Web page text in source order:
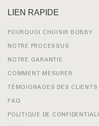
LIEN RAPIDE
POURQUOI CHOISIR BOBBY
NOTRE PROCESSUS
NOTRE GARANTIE
COMMENT MESURER
TÉMOIGNAGES DES CLIENTS
FAQ
POLITIQUE DE